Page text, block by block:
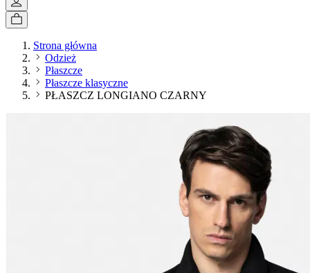
Strona główna
Odzież
Płaszcze
Płaszcze klasyczne
PŁASZCZ LONGIANO CZARNY